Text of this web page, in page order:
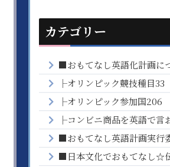
カテゴリー
■おもてなし英語化計画に
├オリンピック競技種目33
├オリンピック参加国206
├コンビニ商品を英語で言
■おもてなし英語計画実行
■日本文化でおもてなし☆